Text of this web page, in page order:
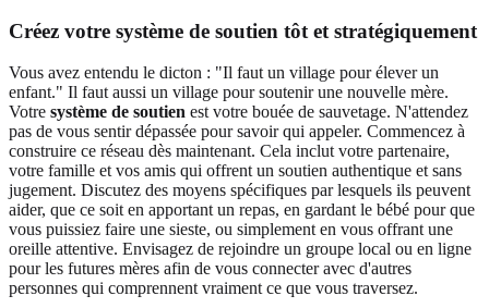
Créez votre système de soutien tôt et stratégiquement
Vous avez entendu le dicton : "Il faut un village pour élever un
enfant." Il faut aussi un village pour soutenir une nouvelle mère.
Votre système de soutien est votre bouée de sauvetage. N'attendez
pas de vous sentir dépassée pour savoir qui appeler. Commencez à
construire ce réseau dès maintenant. Cela inclut votre partenaire,
votre famille et vos amis qui offrent un soutien authentique et sans
jugement. Discutez des moyens spécifiques par lesquels ils peuvent
aider, que ce soit en apportant un repas, en gardant le bébé pour que
vous puissiez faire une sieste, ou simplement en vous offrant une
oreille attentive. Envisagez de rejoindre un groupe local ou en ligne
pour les futures mères afin de vous connecter avec d'autres
personnes qui comprennent vraiment ce que vous traversez.